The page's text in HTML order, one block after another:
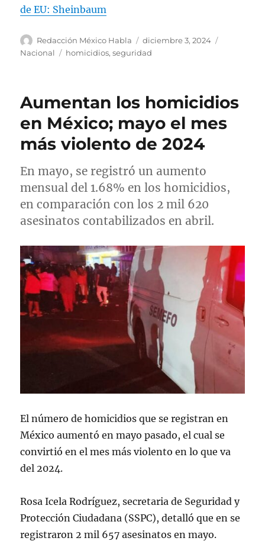
de EU: Sheinbaum
A
u
Redacción México Habla
P
u
d
o
e
diciembre 3, 2024
o
í
Nacional
E
u
t
a
s
homicidios,seguridad
Aumentan los homicidios
en México; mayo el mes
más violento de 2024
En mayo, se registró un aumento
mensual del 1.68% en los homicidios,
en comparación con los 2 mil 620
asesinatos contabilizados en abril.
El número de homicidios que se registran en
México aumentó en mayo pasado, el cual se
convirtió en el mes más violento en lo que va
del 2024.
Rosa Icela Rodríguez, secretaria de Seguridad y
Protección Ciudadana (SSPC), detalló que en se
registraron 2 mil 657 asesinatos en mayo.